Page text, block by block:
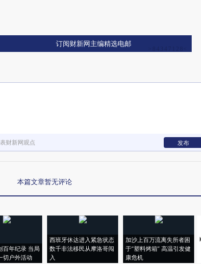
订阅财新网主编精选电邮
财新网观点 发布
本篇文章暂无评论
百年纪录 当局
切户外活动
西班牙休达进入紧急状态
数千非法移民从摩洛哥闯
入
加沙上百万流离失所者困
于“塑料烤箱” 高温引发健
康危机